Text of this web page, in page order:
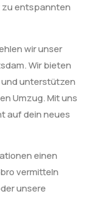
zu entspannten
wir unser
Wir bieten
unterstützen
Umzug. Mit uns
auf dein neues
einen
vermitteln
unsere